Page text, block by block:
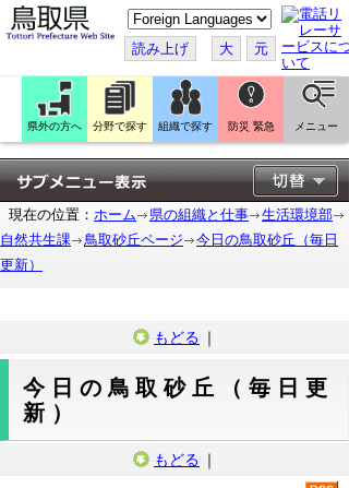
こ
の
ペ
ー
ジ
翻
訳
す
る
読み上げ 大 元
県外の方へ 分野で探す 組織で探す 防災 緊急 メニュー
現在の位置： ホーム 県の組織と仕事
生活環境部
自然共生課
鳥取砂丘ページ
今日の鳥取砂丘（毎日
更新）
もどる ｜
今日の鳥取砂丘（毎日更
新）
もどる ｜